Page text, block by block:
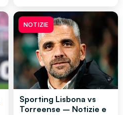
NOTIZIE
Sporting Lisbona vs
Torreense – Notizie e